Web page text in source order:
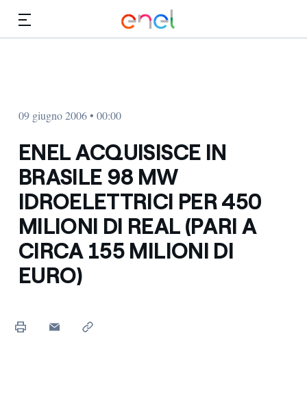
09 giugno 2006 • 00:00
ENEL ACQUISISCE IN
BRASILE 98 MW
IDROELETTRICI PER 450
MILIONI DI REAL (PARI A
CIRCA 155 MILIONI DI
EURO)